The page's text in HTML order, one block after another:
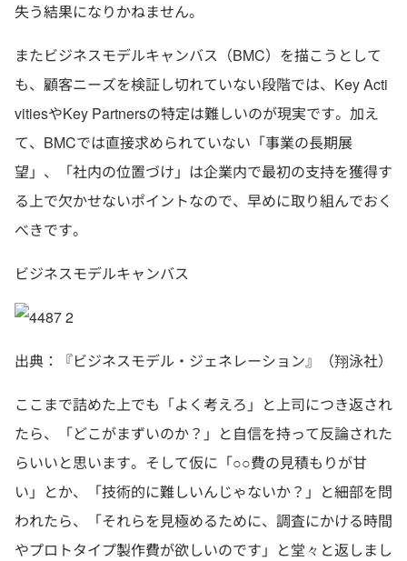
失う結果になりかねません。
またビジネスモデルキャンバス（BMC）を描こうとして
も、顧客ニーズを検証し切れていない段階では、Key Acti
vitiesやKey Partnersの特定は難しいのが現実です。加え
て、BMCでは直接求められていない「事業の長期展
望」、「社内の位置づけ」は企業内で最初の支持を獲得す
る上で欠かせないポイントなので、早めに取り組んでおく
べきです。
ビジネスモデルキャンバス
出典：『ビジネスモデル・ジェネレーション』（翔泳社）
ここまで詰めた上でも「よく考えろ」と上司につき返され
たら、「どこがまずいのか？」と自信を持って反論された
らいいと思います。そして仮に「○○費の見積もりが甘
い」とか、「技術的に難しいんじゃないか？」と細部を問
われたら、「それらを見極めるために、調査にかける時間
やプロトタイプ製作費が欲しいのです」と堂々と返しまし